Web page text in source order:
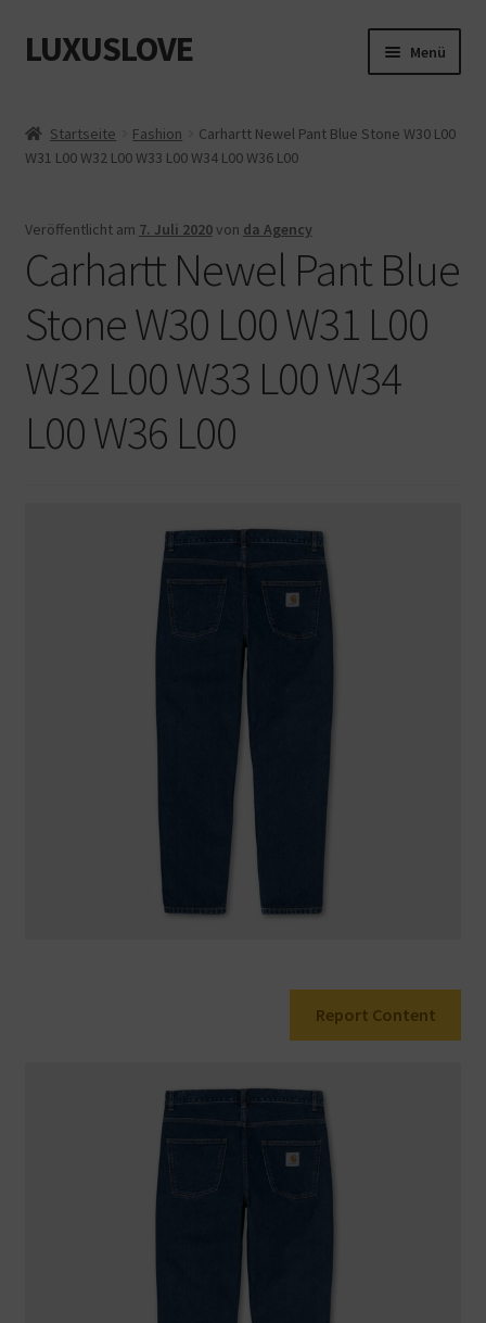
Zur
Navigation
Zum
Inhalt
LUXUSLOVE Menü
Cookie-Richtlinie (EU)
Datenschutz
Impressum
Kasse
Mein Konto
Shop
Startseite Fashion
Carhartt Newel Pant Blue Stone W30 L00
W31 L00 W32 L00 W33 L00 W34 L00 W36 L00
Veröffentlicht am 7. Juli 2020von da Agency
Carhartt Newel Pant Blue
Stone W30 L00 W31 L00
W32 L00 W33 L00 W34
L00 W36 L00
Report Content